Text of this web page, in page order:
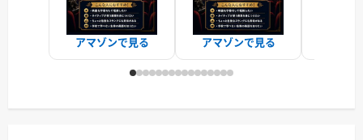
アマゾンで見る アマゾンで見る